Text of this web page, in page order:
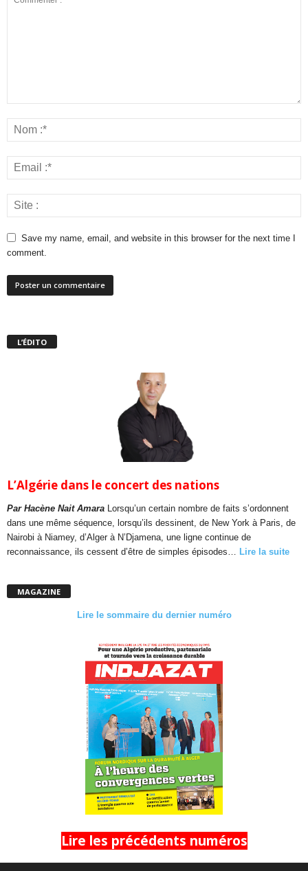
Save my name, email, and website in this browser for the next time I
comment.
L’ÉDITO
L’Algérie dans le concert des nations
Par Hacène Nait Amara Lorsqu’un certain nombre de faits s’ordonnent
dans une même séquence, lorsqu’ils dessinent, de New York à Paris, de
Nairobi à Niamey, d’Alger à N’Djamena, une ligne continue de
reconnaissance, ils cessent d’être de simples épisodes… Lire la suite
MAGAZINE
Lire le sommaire du dernier numéro
Lire les précédents numéros